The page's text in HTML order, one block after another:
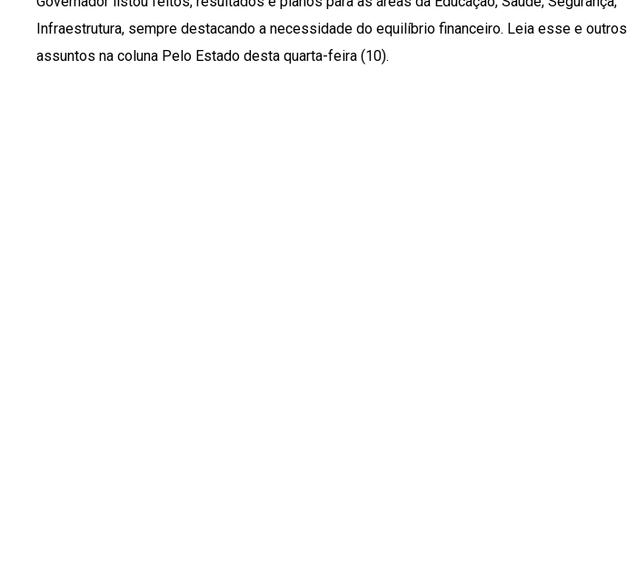
Infraestrutura, sempre destacando a necessidade do equilíbrio financeiro. Leia esse e outros
assuntos na coluna Pelo Estado desta quarta-feira (10).